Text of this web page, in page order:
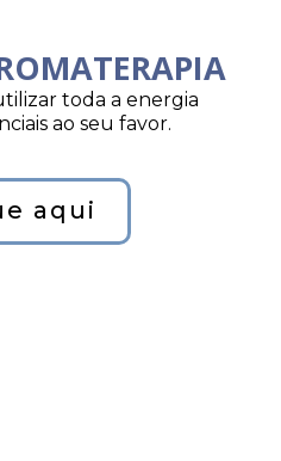
toda a energia
ao seu favor.
aqui